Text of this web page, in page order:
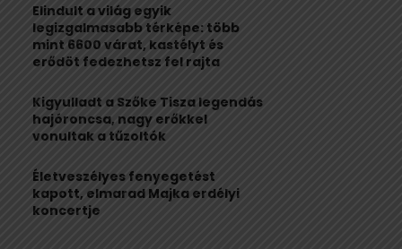
Elindult a világ egyik
legizgalmasabb térképe: több
mint 6600 várat, kastélyt és
erődöt fedezhetsz fel rajta
Kigyulladt a Szőke Tisza legendás
hajóroncsa, nagy erőkkel
vonultak a tűzoltók
Életveszélyes fenyegetést
kapott, elmarad Majka erdélyi
koncertje